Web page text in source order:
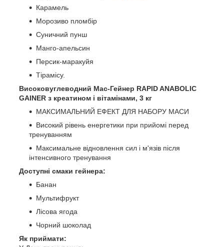
Карамель
Морозиво пломбір
Суничний пунш
Манго-апельсин
Персик-маракуйя
Тірамісу.
Високовуглеводний Мас-Гейнер RAPID ANABOLIC
GAINER з креатином і вітамінами, 3 кг
МАКСИМАЛЬНИЙ ЕФЕКТ ДЛЯ НАБОРУ МАСИ
Високий рівень енергетики при прийомі перед
тренуванням
Максимальне відновлення сил і м'язів після
інтенсивного тренування
Доступні смаки гейнера:
Банан
Мультифрукт
Лісова ягода
Чорний шоколад
Як приймати: